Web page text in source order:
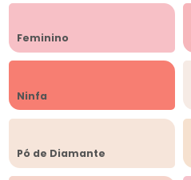
Feminino
Ninfa
Pó de Diamante